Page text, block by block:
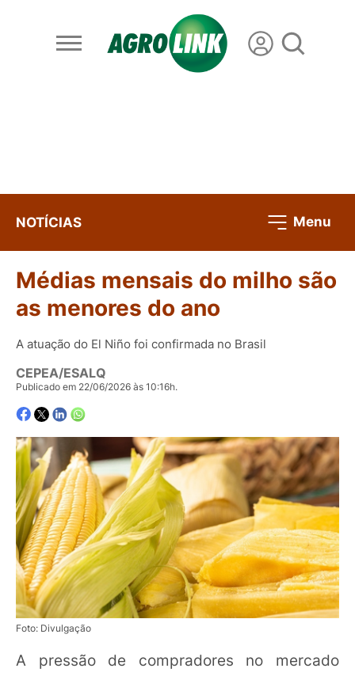
NOTÍCIAS Menu
Médias mensais do milho são
as menores do ano
A atuação do El Niño foi confirmada no Brasil
CEPEA/ESALQ
Publicado em 22/06/2026 às 10:16h.
Foto: Divulgação
A pressão de compradores no mercado